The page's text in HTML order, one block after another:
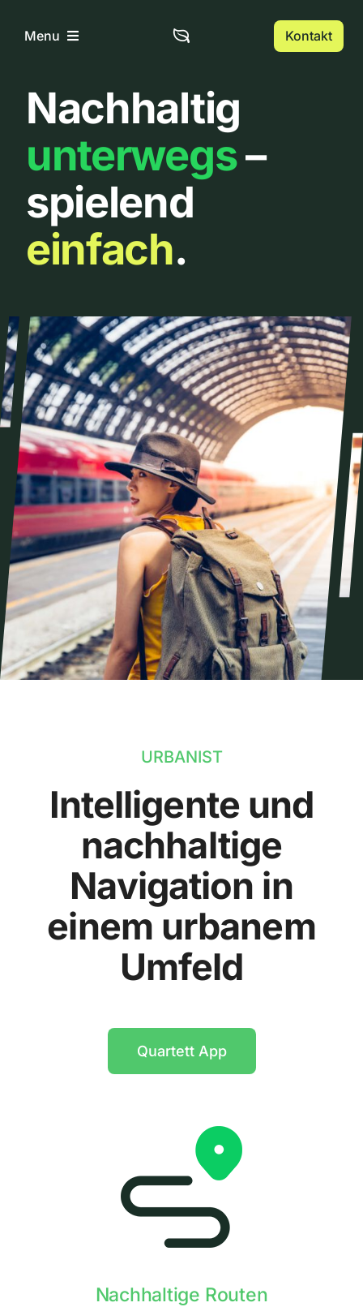
InhaltMenu
Home
Über uns
Urbanlist
Kontakt
Nachhaltig
unterwegs–
spielend
einfach.
URBANIST
Intelligente und
nachhaltige
Navigation in
einem urbanem
Umfeld
Quartett App
Nachhaltige Routen